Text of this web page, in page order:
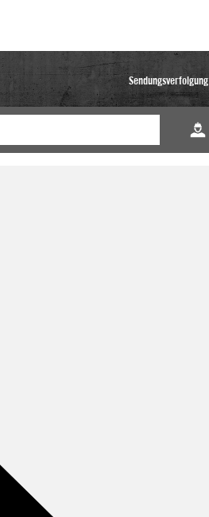
Sendungsverfolgung